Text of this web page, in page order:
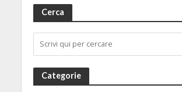
Cerca
Categorie